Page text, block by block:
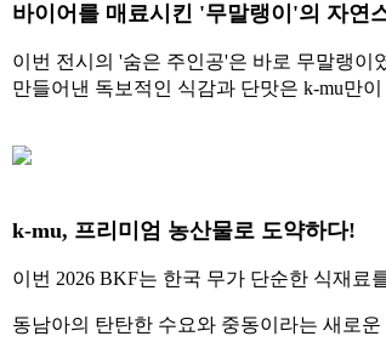
바이어를 매료시킨 '무말랭이'의 자연
이번 전시의 '숨은 주인공'은 바로 무말랭이
만들어낸 독보적인 식감과 단맛은 k-mu만
k-mu, 프리미엄 농산물로 도약하다!
이번 2026 BKF는 한국 무가 단순한 식재
동남아의 탄탄한 수요와 중동이라는 새로